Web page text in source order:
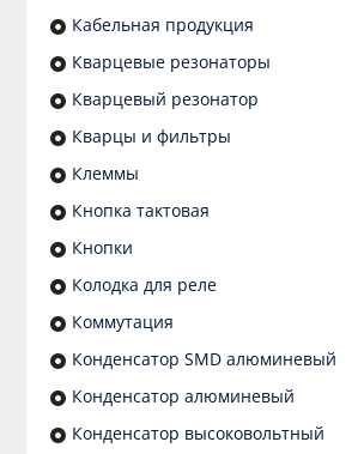
Кабельная продукция
Кварцевые резонаторы
Кварцевый резонатор
Кварцы и фильтры
Клеммы
Кнопка тактовая
Кнопки
Колодка для реле
Коммутация
Конденсатор SMD алюминевый
Конденсатор алюминевый
Конденсатор высоковольтный